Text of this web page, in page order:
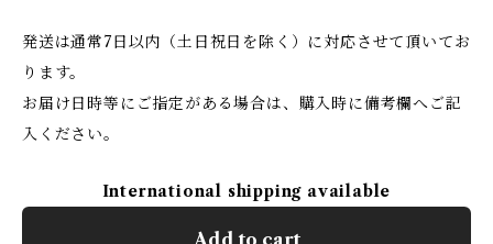
発送は通常7日以内（土日祝日を除く）に対応させて頂いてお
ります。
お届け日時等にご指定がある場合は、購入時に備考欄へご記
入ください。
International shipping available
Add to cart